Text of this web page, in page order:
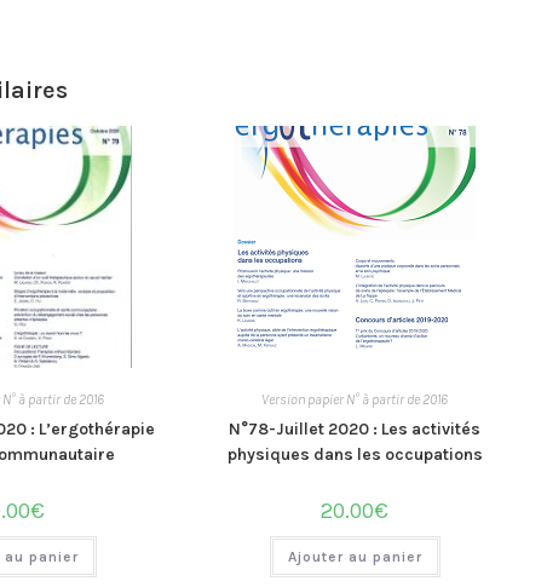
à partir de 2016
: L’ergothérapie
€
au panier
Version papier N° à partir de 2016
N°78-Juillet 2020 : Les activités
physiques dans les occupations
20.00€
Ajouter au panier